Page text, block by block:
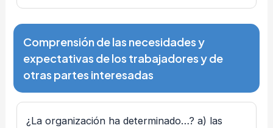
Comprensión de las necesidades y
expectativas de los trabajadores y de
otras partes interesadas
¿La organización ha determinado…? a) las